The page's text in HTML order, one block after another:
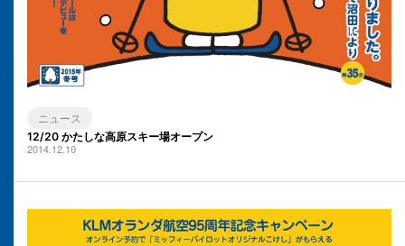
ニュース
12/20 かたしな高原スキー場オープン
2014.12.10